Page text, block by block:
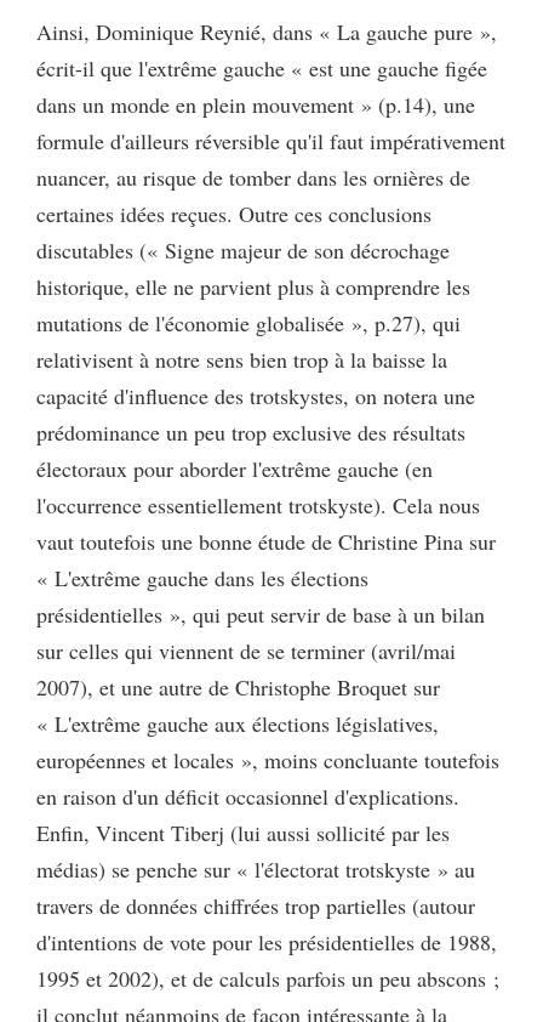
Ainsi, Dominique Reynié, dans « La gauche pure »,
écrit-il que l'extrême gauche « est une gauche figée
dans un monde en plein mouvement » (p.14), une
formule d'ailleurs réversible qu'il faut impérativement
nuancer, au risque de tomber dans les ornières de
certaines idées reçues. Outre ces conclusions
discutables (« Signe majeur de son décrochage
historique, elle ne parvient plus à comprendre les
mutations de l'économie globalisée », p.27), qui
relativisent à notre sens bien trop à la baisse la
capacité d'influence des trotskystes, on notera une
prédominance un peu trop exclusive des résultats
électoraux pour aborder l'extrême gauche (en
l'occurrence essentiellement trotskyste). Cela nous
vaut toutefois une bonne étude de Christine Pina sur
« L'extrême gauche dans les élections
présidentielles », qui peut servir de base à un bilan
sur celles qui viennent de se terminer (avril/mai
2007), et une autre de Christophe Broquet sur
« L'extrême gauche aux élections législatives,
européennes et locales », moins concluante toutefois
en raison d'un déficit occasionnel d'explications.
Enfin, Vincent Tiberj (lui aussi sollicité par les
médias) se penche sur « l'électorat trotskyste » au
travers de données chiffrées trop partielles (autour
d'intentions de vote pour les présidentielles de 1988,
1995 et 2002), et de calculs parfois un peu abscons ;
il conclut néanmoins de façon intéressante à la